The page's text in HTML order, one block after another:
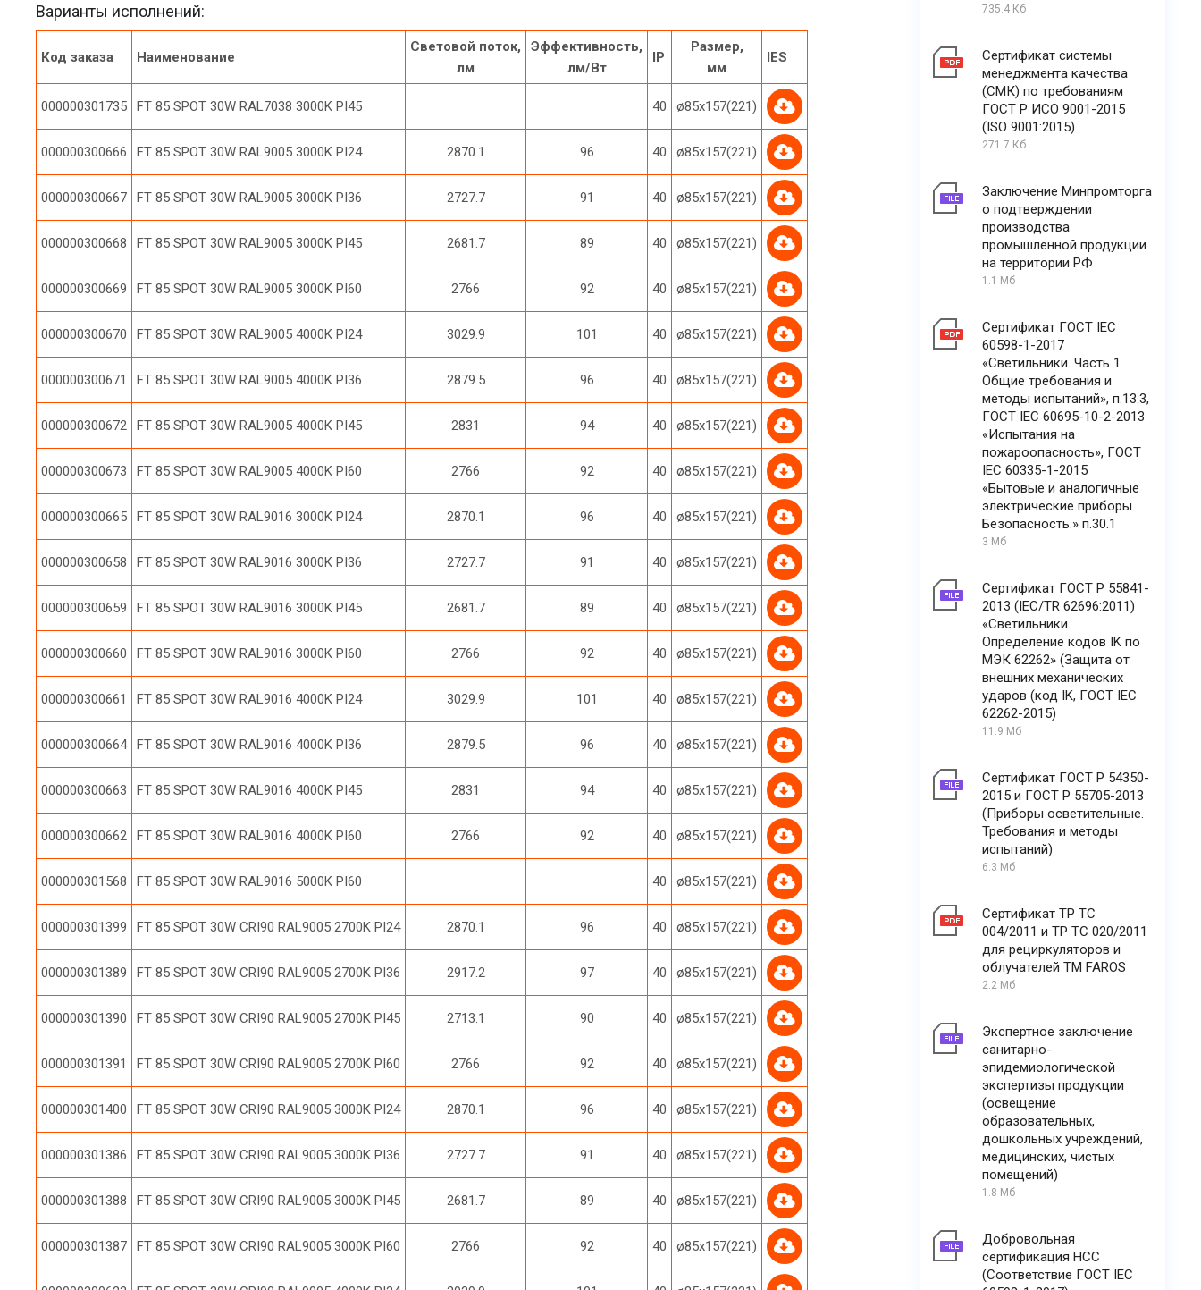
Варианты исполнений:
Код заказа Наименование
Световой поток,
лм
Эффективность,
лм/Вт
IP
Размер,
мм
IES
000000301735 FT 85 SPOT 30W RAL7038 3000K PI45 40 ø85х157(221)
000000300666 FT 85 SPOT 30W RAL9005 3000K PI24 2870.1 96 40 ø85х157(221)
000000300667 FT 85 SPOT 30W RAL9005 3000K PI36 2727.7 91 40 ø85х157(221)
000000300668 FT 85 SPOT 30W RAL9005 3000K PI45 2681.7 89 40 ø85х157(221)
000000300669 FT 85 SPOT 30W RAL9005 3000K PI60 2766 92 40 ø85х157(221)
000000300670 FT 85 SPOT 30W RAL9005 4000K PI24 3029.9 101 40 ø85х157(221)
000000300671 FT 85 SPOT 30W RAL9005 4000K PI36 2879.5 96 40 ø85х157(221)
000000300672 FT 85 SPOT 30W RAL9005 4000K PI45 2831 94 40 ø85х157(221)
000000300673 FT 85 SPOT 30W RAL9005 4000K PI60 2766 92 40 ø85х157(221)
000000300665 FT 85 SPOT 30W RAL9016 3000K PI24 2870.1 96 40 ø85х157(221)
000000300658 FT 85 SPOT 30W RAL9016 3000K PI36 2727.7 91 40 ø85х157(221)
000000300659 FT 85 SPOT 30W RAL9016 3000K PI45 2681.7 89 40 ø85х157(221)
000000300660 FT 85 SPOT 30W RAL9016 3000K PI60 2766 92 40 ø85х157(221)
000000300661 FT 85 SPOT 30W RAL9016 4000K PI24 3029.9 101 40 ø85х157(221)
000000300664 FT 85 SPOT 30W RAL9016 4000K PI36 2879.5 96 40 ø85х157(221)
000000300663 FT 85 SPOT 30W RAL9016 4000K PI45 2831 94 40 ø85х157(221)
000000300662 FT 85 SPOT 30W RAL9016 4000K PI60 2766 92 40 ø85х157(221)
000000301568 FT 85 SPOT 30W RAL9016 5000K PI60 40 ø85х157(221)
000000301399 FT 85 SPOT 30W CRI90 RAL9005 2700K PI24 2870.1 96 40 ø85х157(221)
000000301389 FT 85 SPOT 30W CRI90 RAL9005 2700K PI36 2917.2 97 40 ø85х157(221)
000000301390 FT 85 SPOT 30W CRI90 RAL9005 2700K PI45 2713.1 90 40 ø85х157(221)
000000301391 FT 85 SPOT 30W CRI90 RAL9005 2700K PI60 2766 92 40 ø85х157(221)
000000301400 FT 85 SPOT 30W CRI90 RAL9005 3000K PI24 2870.1 96 40 ø85х157(221)
000000301386 FT 85 SPOT 30W CRI90 RAL9005 3000K PI36 2727.7 91 40 ø85х157(221)
000000301388 FT 85 SPOT 30W CRI90 RAL9005 3000K PI45 2681.7 89 40 ø85х157(221)
000000301387 FT 85 SPOT 30W CRI90 RAL9005 3000K PI60 2766 92 40 ø85х157(221)
735.4 Кб
Сертификат системы
менеджмента качества
(СМК) по требованиям
ГОСТ Р ИСО 9001-2015
(ISO 9001:2015)
271.7 Кб
Заключение Минпромторга
о подтверждении
производства
промышленной продукции
на территории РФ
1.1 Мб
Сертификат ГОСТ IEC
60598-1-2017
«Светильники. Часть 1.
Общие требования и
методы испытаний», п.13.3,
ГОСТ IEC 60695-10-2-2013
«Испытания на
пожароопасность», ГОСТ
IEC 60335-1-2015
«Бытовые и аналогичные
электрические приборы.
Безопасность.» п.30.1
3 Мб
Сертификат ГОСТ Р 55841-
2013 (IEC/TR 62696:2011)
«Светильники.
Определение кодов IK по
МЭК 62262» (Защита от
внешних механических
ударов (код IK, ГОСТ IEC
62262-2015)
11.9 Мб
Сертификат ГОСТ Р 54350-
2015 и ГОСТ Р 55705-2013
(Приборы осветительные.
Требования и методы
испытаний)
6.3 Мб
Сертификат ТР ТС
004/2011 и ТР ТС 020/2011
для рециркуляторов и
облучателей ТМ FAROS
2.2 Мб
Экспертное заключение
санитарно-
эпидемиологической
экспертизы продукции
(освещение
образовательных,
дошкольных учреждений,
медицинских, чистых
помещений)
1.8 Мб
Добровольная
сертификация НСС
(Соответствие ГОСТ IEC